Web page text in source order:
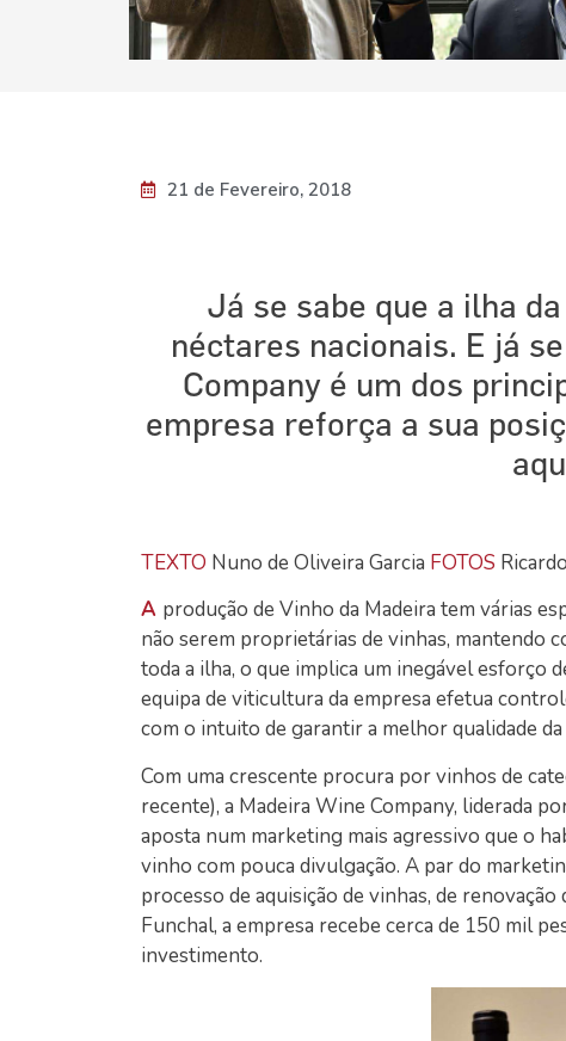
21 de Fevereiro, 2018
Já se sabe que a ilha
néctares nacionais. E já
Company é um dos
empresa reforça a sua
TEXTO Nuno de Oliveira Garcia FOTOS
A produção de Vinho da Madeira tem várias
não serem proprietárias de vinhas, mantendo
toda a ilha, o que implica um inegável esforço
equipa de viticultura da empresa efetua
com o intuito de garantir a melhor qualidade
Com uma crescente procura por vinhos de
recente), a Madeira Wine Company, liderada
aposta num marketing mais agressivo que o
vinho com pouca divulgação. A par do
processo de aquisição de vinhas, de
Funchal, a empresa recebe cerca de 150 mil
investimento.